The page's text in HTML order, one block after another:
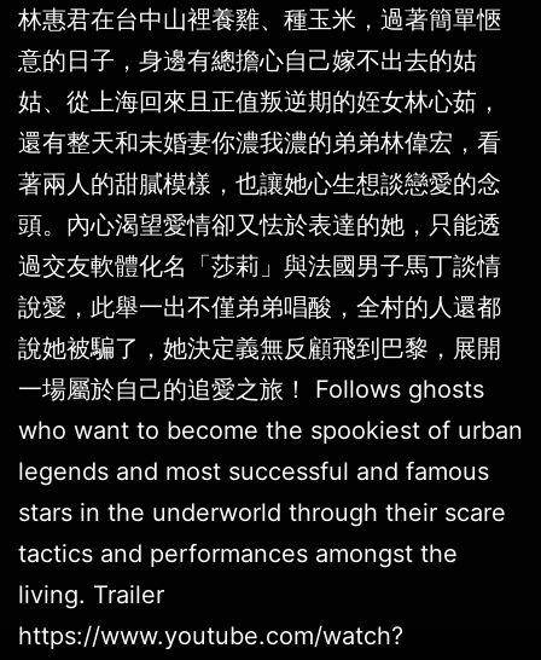
林惠君在台中山裡養雞、種玉米，過著簡單愜
意的日子，身邊有總擔心自己嫁不出去的姑
姑、從上海回來且正值叛逆期的姪女林心茹，
還有整天和未婚妻你濃我濃的弟弟林偉宏，看
著兩人的甜膩模樣，也讓她心生想談戀愛的念
頭。內心渴望愛情卻又怯於表達的她，只能透
過交友軟體化名「莎莉」與法國男子馬丁談情
說愛，此舉一出不僅弟弟唱酸，全村的人還都
說她被騙了，她決定義無反顧飛到巴黎，展開
一場屬於自己的追愛之旅！ Follows ghosts
who want to become the spookiest of urban
legends and most successful and famous
stars in the underworld through their scare
tactics and performances amongst the
living. Trailer
https://www.youtube.com/watch?